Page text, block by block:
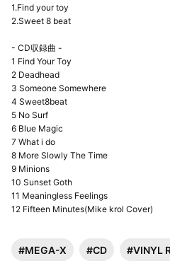
1.Find your toy
2.Sweet 8 beat
- CD収録曲 -
1 Find Your Toy
2 Deadhead
3 Someone Somewhere
4 Sweet8beat
5 No Surf
6 Blue Magic
7 What i do
8 More Slowly The Time
9 Minions
10 Sunset Goth
11 Meaningless Feelings
12 Fifteen Minutes(Mike krol Cover)
#MEGA-X #CD #VINYL